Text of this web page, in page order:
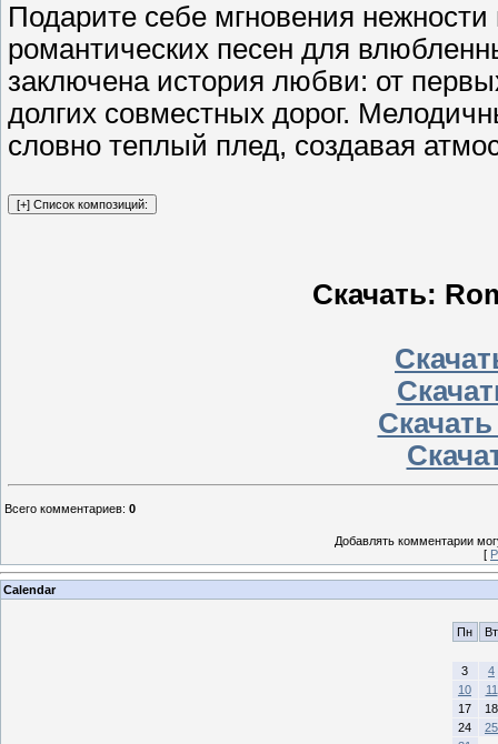
Подарите себе мгновения
романтических песен для
заключена история любви: от
долгих совместных дорог.
словно теплый плед, создавая
Скачать:
Всего комментариев: 0
Добавлять комментарии
[
Calendar
Пн Вт
3
4
10
11
17
18
24
25